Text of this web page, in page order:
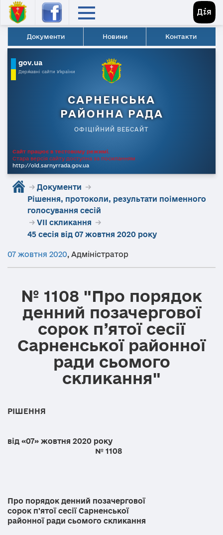
Документи Новини Контакти
gov.ua
Державні сайти України
САРНЕНСЬКА
РАЙОННА РАДА
ОФІЦІЙНИЙ ВЕБСАЙТ
Сайт працює в тестовому режимі.
Стара версія сайту доступна за посиланням
http://old.sarnyrrada.gov.ua
→ Документи →
Рішення, протоколи, результати поіменного
голосування сесій
→ VII скликання →
45 сесія від 07 жовтня 2020 року
07 жовтня 2020, Адміністратор
№ 1108 "Про порядок
денний позачергової
сорок п’ятої сесії
Сарненської районної
ради сьомого
скликання"
РІШЕННЯ
від «07» жовтня 2020 року
№ 1108
Про порядок денний позачергової
сорок п'ятої сесії Сарненської
районної ради сьомого скликання